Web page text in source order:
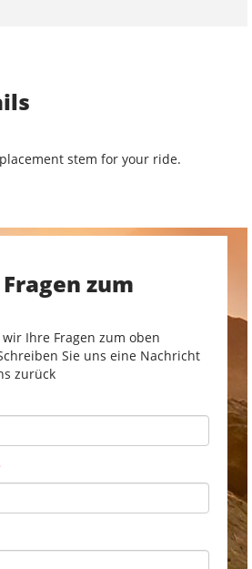
stem for your ride.
zum
Ihre Fragen zum oben
Sie uns eine Nachricht
zurück